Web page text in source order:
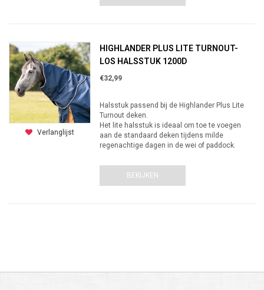
Verlanglijst
HIGHLANDER PLUS LITE TURNOUT-
LOS HALSSTUK 1200D
€32,99
Halsstuk passend bij de Highlander Plus Lite
Turnout deken.
Het lite halsstuk is ideaal om toe te voegen
aan de standaard deken tijdens milde
regenachtige dagen in de wei of paddock.
BEKIJKEN